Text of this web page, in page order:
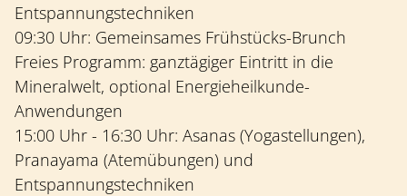
Entspannungstechniken
09:30 Uhr: Gemeinsames Frühstücks-Brunch
Freies Programm: ganztägiger Eintritt in die
Mineralwelt, optional Energieheilkunde-
Anwendungen
15:00 Uhr - 16:30 Uhr: Asanas (Yogastellungen),
Pranayama (Atemübungen) und
Entspannungstechniken